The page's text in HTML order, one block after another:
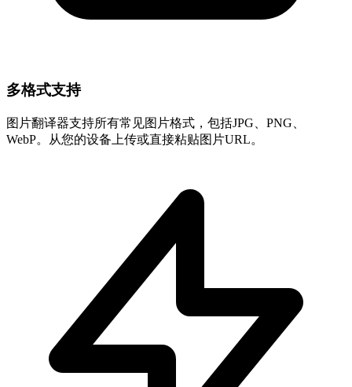
多格式支持
图片翻译器支持所有常见图片格式，包括JPG、PNG、
WebP。从您的设备上传或直接粘贴图片URL。